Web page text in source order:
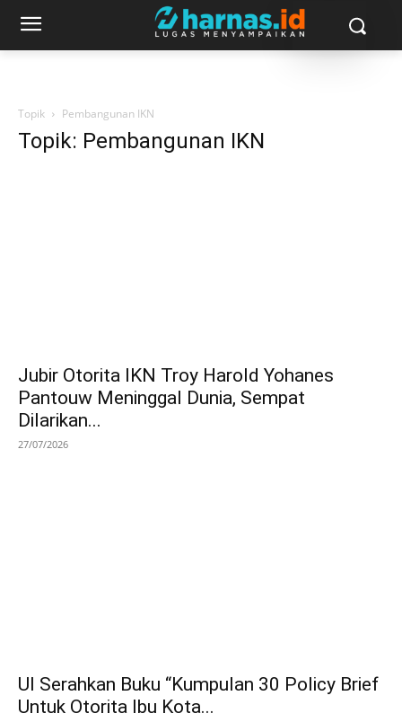
Topik Pembangunan IKN
Topik: Pembangunan IKN
Jubir Otorita IKN Troy Harold Yohanes
Pantouw Meninggal Dunia, Sempat
Dilarikan...
27/07/2026
UI Serahkan Buku “Kumpulan 30 Policy Brief
Untuk Otorita Ibu Kota...